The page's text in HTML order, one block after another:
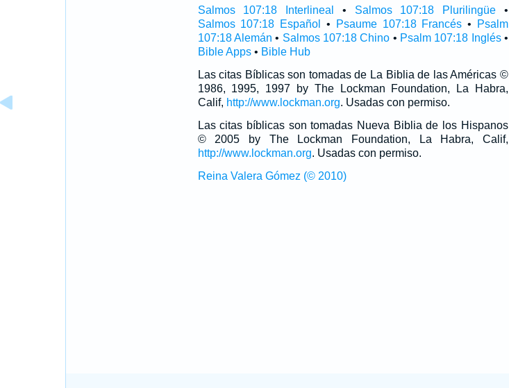
Salmos 107:18 Interlineal • Salmos 107:18 Plurilingüe •
Salmos 107:18 Español
• Psaume 107:18 Francés •
Psalm
107:18 Alemán • Salmos 107:18 Chino • Psalm 107:18 Inglés•
Bible Apps• Bible Hub
Las citas Bíblicas son tomadas de La Biblia de las Américas ©
1986, 1995, 1997 by The Lockman Foundation, La Habra,
Calif, http://www.lockman.org. Usadas con permiso.
Las citas bíblicas son tomadas Nueva Biblia de los Hispanos
© 2005 by The Lockman Foundation, La Habra, Calif,
http://www.lockman.org. Usadas con permiso.
Reina Valera Gómez (© 2010)